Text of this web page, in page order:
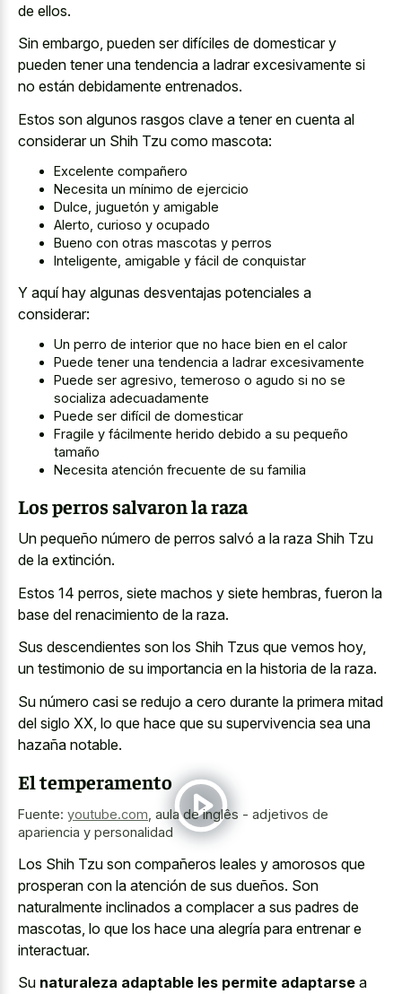
de ellos.
Sin embargo, pueden ser difíciles de domesticar y
pueden tener una tendencia a ladrar excesivamente si
no están debidamente entrenados.
Estos son algunos rasgos clave a tener en cuenta al
considerar un Shih Tzu como mascota:
Excelente compañero
Necesita un mínimo de ejercicio
Dulce, juguetón y amigable
Alerto, curioso y ocupado
Bueno con otras mascotas y perros
Inteligente, amigable y fácil de conquistar
Y aquí hay algunas desventajas potenciales a
considerar:
Un perro de interior que no hace bien en el calor
Puede tener una tendencia a ladrar excesivamente
Puede ser agresivo, temeroso o agudo si no se
socializa adecuadamente
Puede ser difícil de domesticar
Fragile y fácilmente herido debido a su pequeño
tamaño
Necesita atención frecuente de su familia
Los perros salvaron la raza
Un pequeño número de perros salvó a la raza Shih Tzu
de la extinción.
Estos 14 perros, siete machos y siete hembras, fueron la
base del renacimiento de la raza.
Sus descendientes son los Shih Tzus que vemos hoy,
un testimonio de su importancia en la historia de la raza.
Su número casi se redujo a cero durante la primera mitad
del siglo XX, lo que hace que su supervivencia sea una
hazaña notable.
El temperamento
Fuente: youtube.com, aula de inglês - adjetivos de
apariencia y personalidad
Los Shih Tzu son compañeros leales y amorosos que
prosperan con la atención de sus dueños. Son
naturalmente inclinados a complacer a sus padres de
mascotas, lo que los hace una alegría para entrenar e
interactuar.
Su naturaleza adaptable les permite adaptarse a